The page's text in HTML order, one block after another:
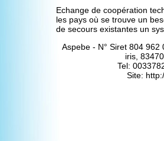
Echange de coopération
les pays où se trouve un
de secours existantes un
Aspebe - N° Siret 804
iris,
Tel:
Site: